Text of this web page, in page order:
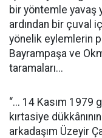
bir yöntemle yavaş
ardından bir çuval
yönelik eylemlerin
Bayrampaşa ve
taramaları...
“... 14 Kasım 1979
kırtasiye
arkadaşım Üzeyir